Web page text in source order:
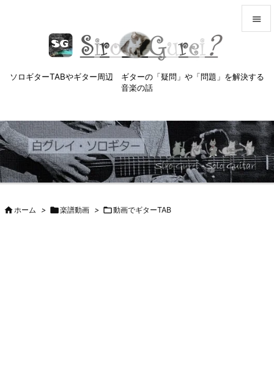
ソロギターTABやギター周辺 ギターの「疑問」や「問題」を解決する
音楽の話



次へ

検索
ホーム > 楽譜動画 > 動画でギターTAB